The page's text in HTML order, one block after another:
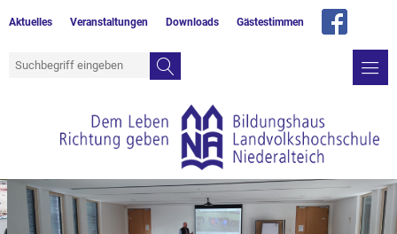
Aktuelles Veranstaltungen Downloads Gästestimmen